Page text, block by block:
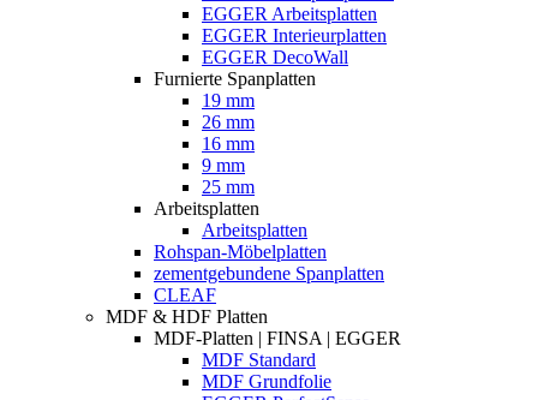
EGGER Arbeitsplatten
EGGER Interieurplatten
EGGER DecoWall
Furnierte Spanplatten
19 mm
26 mm
16 mm
9 mm
25 mm
Arbeitsplatten
Arbeitsplatten
Rohspan-Möbelplatten
zementgebundene Spanplatten
CLEAF
MDF & HDF Platten
MDF-Platten | FINSA | EGGER
MDF Standard
MDF Grundfolie